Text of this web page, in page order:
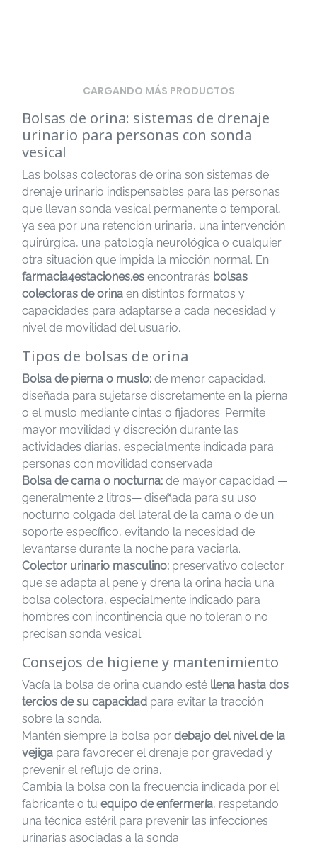
CARGANDO MÁS PRODUCTOS
Bolsas de orina: sistemas de drenaje
urinario para personas con sonda
vesical
Las bolsas colectoras de orina son sistemas de
drenaje urinario indispensables para las personas
que llevan sonda vesical permanente o temporal,
ya sea por una retención urinaria, una intervención
quirúrgica, una patología neurológica o cualquier
otra situación que impida la micción normal. En
farmacia4estaciones.es encontrarás bolsas
colectoras de orina en distintos formatos y
capacidades para adaptarse a cada necesidad y
nivel de movilidad del usuario.
Tipos de bolsas de orina
Bolsa de pierna o muslo: de menor capacidad,
diseñada para sujetarse discretamente en la pierna
o el muslo mediante cintas o fijadores. Permite
mayor movilidad y discreción durante las
actividades diarias, especialmente indicada para
personas con movilidad conservada.
Bolsa de cama o nocturna: de mayor capacidad —
generalmente 2 litros— diseñada para su uso
nocturno colgada del lateral de la cama o de un
soporte específico, evitando la necesidad de
levantarse durante la noche para vaciarla.
Colector urinario masculino: preservativo colector
que se adapta al pene y drena la orina hacia una
bolsa colectora, especialmente indicado para
hombres con incontinencia que no toleran o no
precisan sonda vesical.
Consejos de higiene y mantenimiento
Vacía la bolsa de orina cuando esté llena hasta dos
tercios de su capacidad para evitar la tracción
sobre la sonda.
Mantén siempre la bolsa por debajo del nivel de la
vejiga para favorecer el drenaje por gravedad y
prevenir el reflujo de orina.
Cambia la bolsa con la frecuencia indicada por el
fabricante o tu equipo de enfermería, respetando
una técnica estéril para prevenir las infecciones
urinarias asociadas a la sonda.